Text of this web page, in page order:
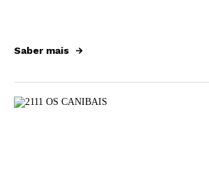
Saber mais